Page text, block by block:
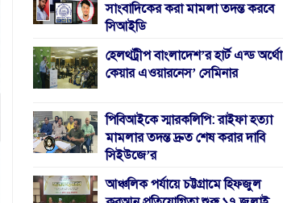
সাংবাদিকের করা মামলা তদন্ত করবে
সিআইডি
হেলথট্রীপ বাংলাদেশ’র হার্ট এন্ড অর্থো
কেয়ার এওয়ারনেস’ সেমিনার
পিবিআইকে স্মারকলিপি: রাইফা হত্যা
মামলার তদন্ত দ্রুত শেষ করার দাবি
সিইউজে’র
আঞ্চলিক পর্যায়ে চট্টগ্রামে হিফজুল